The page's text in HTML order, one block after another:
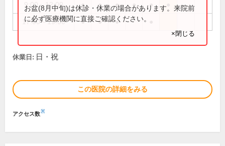
9:00～12:00 ● ● ● ● ●
17:00～19:00 ● ● ●
お盆(8月中旬)は休診・休業の場合があります。来院前
に必ず医療機関に直接ご確認ください。
×閉じる
休業日: 日・祝
この医院の詳細をみる
アクセス数※